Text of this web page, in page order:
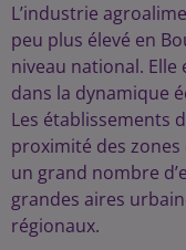
L’industrie
peu plus élevé en
niveau national.
dans la dynamique
Les établissements
proximité des
un grand nombre
grandes aires
régionaux.